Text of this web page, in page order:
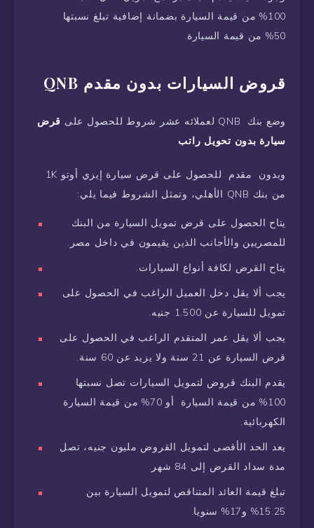
100% من قيمة السيارة بضمانة إضافية تبلغ نسبتها
50% من قيمة السيارة.
قروض السيارات بدون مقدم QNB
وضع بنك QNB لعملائه عشر شروط للحصول على
قرض
سيارة بدون تحويل راتب
وبدون مقدم للحصول على قرض سيارة إيزي أوتو 1K
من بنك QNB الأهلي، وتمثل الشروط فيما يلي:
يتاح الحصول على قرض تمويل السيارة من البنك
للمصريين والأجانب الذين يقيمون في داخل مصر.
يتاح القرض لكافة أنواع السيارات.
يجب ألا يقل دخل العميل الراغب في الحصول على
تمويل للسيارة عن 1.500 جنيه.
يجب ألا يقل عمر المتقدم الراغب في الحصول على
قرض السيارة عن 21 سنة ولا يزيد عن 60 سنة.
يقدم البنك قروض لتمويل السيارات تصل نسبتها
100% من قيمة السيارة أو 70% من قيمة السيارة
الكهربائية.
يعد الحد الأقصى لتمويل القروض مليون جنيه، تصل
مدة سداد القرض إلى 84 شهر.
تبلغ قيمة العائد المتناقص لتمويل السيارة بين
15.25% و17% سنويا.